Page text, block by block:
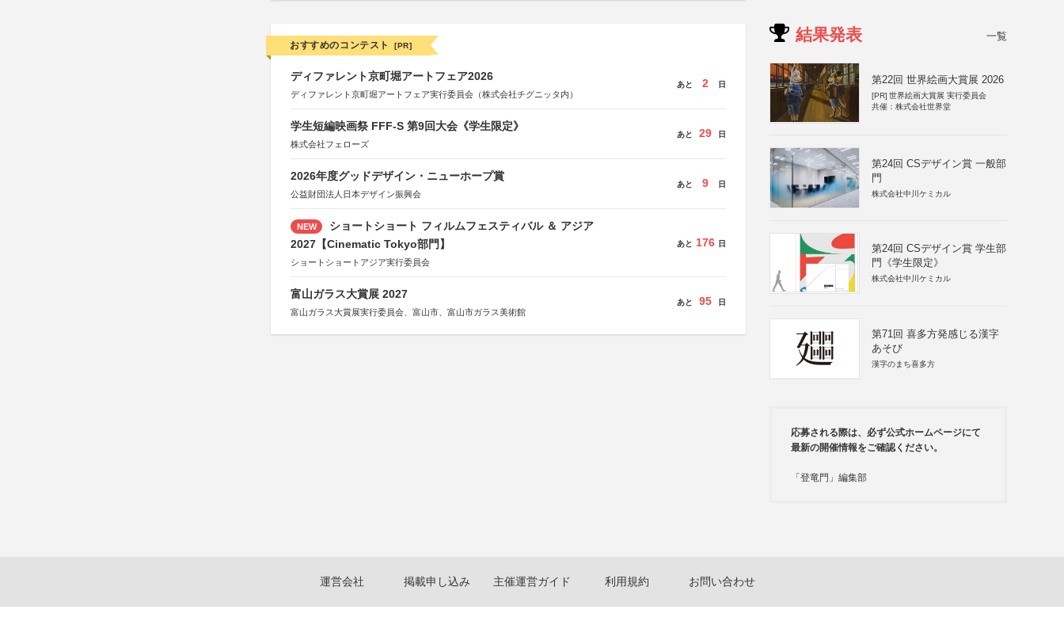
おすすめのコンテスト [PR]
ディファレント京町堀アートフェア2026
ディファレント京町堀アートフェア実行委員会（株式会社チグニッタ内）
あと 2 日
学生短編映画祭 FFF-S 第9回大会《学生限定》
株式会社フェローズ
あと 29 日
2026年度グッドデザイン・ニューホープ賞
公益財団法人日本デザイン振興会
あと 9 日
NEW
ショートショート フィルムフェスティバル ＆ アジア
2027【Cinematic Tokyo部門】
ショートショートアジア実行委員会
あと 176 日
富山ガラス大賞展 2027
富山ガラス大賞展実行委員会、富山市、富山市ガラス美術館
あと 95 日
結果発表 一覧
第22回 世界絵画大賞展 2026
[PR] 世界絵画大賞展 実行委員会
共催：株式会社世界堂
第24回 CSデザイン賞 一般部
門
株式会社中川ケミカル
第24回 CSデザイン賞 学生部
門《学生限定》
株式会社中川ケミカル
第71回 喜多方発感じる漢字
あそび
漢字のまち喜多方
応募される際は、必ず公式ホームページにて
最新の開催情報をご確認ください。
「登竜門」編集部
運営会社 掲載申し込み 主催運営ガイド 利用規約 お問い合わせ